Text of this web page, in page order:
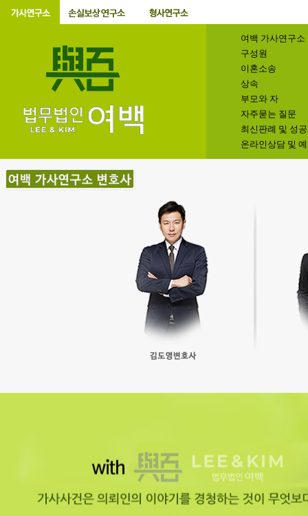
여백 가사연구소
구성원
이혼소송
상속
부모와 자
자주묻는 질문
최신판례 및 성
온라인상담 및